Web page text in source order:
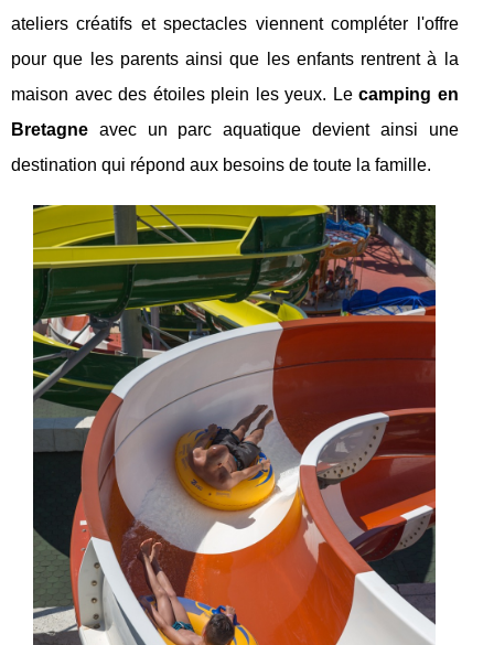
ateliers créatifs et spectacles viennent compléter l'offre
pour que les parents ainsi que les enfants rentrent à la
maison avec des étoiles plein les yeux. Lecamping en
Bretagne avec un parc aquatique devient ainsi une
destination qui répond aux besoins de toute la famille.